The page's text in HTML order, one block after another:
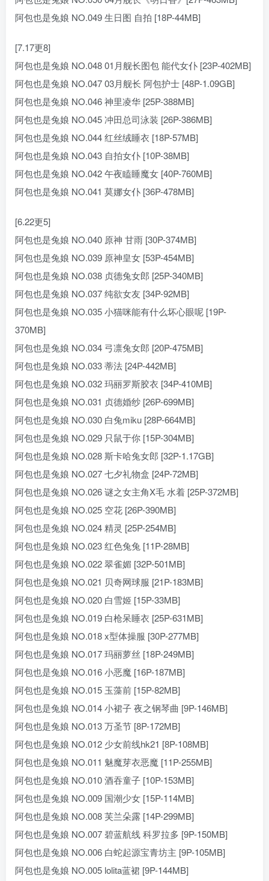
阿包也是兔娘 NO.049 生日图 自拍 [18P-44MB]
[7.17更8]
阿包也是兔娘 NO.048 01月舰长图包 能代女仆 [23P-402MB]
阿包也是兔娘 NO.047 03月舰长 阿包护士 [48P-1.09GB]
阿包也是兔娘 NO.046 神里凌华 [25P-388MB]
阿包也是兔娘 NO.045 冲田总司泳装 [26P-386MB]
阿包也是兔娘 NO.044 红丝绒睡衣 [18P-57MB]
阿包也是兔娘 NO.043 自拍女仆 [10P-38MB]
阿包也是兔娘 NO.042 午夜瞌睡魔女 [40P-760MB]
阿包也是兔娘 NO.041 莫娜女仆 [36P-478MB]
[6.22更5]
阿包也是兔娘 NO.040 原神 甘雨 [30P-374MB]
阿包也是兔娘 NO.039 原神皇女 [53P-454MB]
阿包也是兔娘 NO.038 贞德兔女郎 [25P-340MB]
阿包也是兔娘 NO.037 纯欲女友 [34P-92MB]
阿包也是兔娘 NO.035 小猫咪能有什么坏心眼呢 [19P-
370MB]
阿包也是兔娘 NO.034 弓凛兔女郎 [20P-475MB]
阿包也是兔娘 NO.033 蒂法 [24P-442MB]
阿包也是兔娘 NO.032 玛丽罗斯胶衣 [34P-410MB]
阿包也是兔娘 NO.031 贞德婚纱 [26P-699MB]
阿包也是兔娘 NO.030 白兔miku [28P-664MB]
阿包也是兔娘 NO.029 只鼠于你 [15P-304MB]
阿包也是兔娘 NO.028 斯卡哈兔女郎 [32P-1.17GB]
阿包也是兔娘 NO.027 七夕礼物盒 [24P-72MB]
阿包也是兔娘 NO.026 谜之女主角X毛 水着 [25P-372MB]
阿包也是兔娘 NO.025 空花 [26P-390MB]
阿包也是兔娘 NO.024 精灵 [25P-254MB]
阿包也是兔娘 NO.023 红色兔兔 [11P-28MB]
阿包也是兔娘 NO.022 翠雀媚 [32P-501MB]
阿包也是兔娘 NO.021 贝奇网球服 [21P-183MB]
阿包也是兔娘 NO.020 白雪姬 [15P-33MB]
阿包也是兔娘 NO.019 白枪呆睡衣 [25P-631MB]
阿包也是兔娘 NO.018 x型体操服 [30P-277MB]
阿包也是兔娘 NO.017 玛丽萝丝 [18P-249MB]
阿包也是兔娘 NO.016 小恶魔 [16P-187MB]
阿包也是兔娘 NO.015 玉藻前 [15P-82MB]
阿包也是兔娘 NO.014 小裙子 夜之钢琴曲 [9P-146MB]
阿包也是兔娘 NO.013 万圣节 [8P-172MB]
阿包也是兔娘 NO.012 少女前线hk21 [8P-108MB]
阿包也是兔娘 NO.011 魅魔芽衣恶魔 [11P-255MB]
阿包也是兔娘 NO.010 酒吞童子 [10P-153MB]
阿包也是兔娘 NO.009 国潮少女 [15P-114MB]
阿包也是兔娘 NO.008 芙兰朵露 [14P-299MB]
阿包也是兔娘 NO.007 碧蓝航线 科罗拉多 [9P-150MB]
阿包也是兔娘 NO.006 白蛇起源宝青坊主 [9P-105MB]
阿包也是兔娘 NO.005 lolita蓝裙 [9P-144MB]